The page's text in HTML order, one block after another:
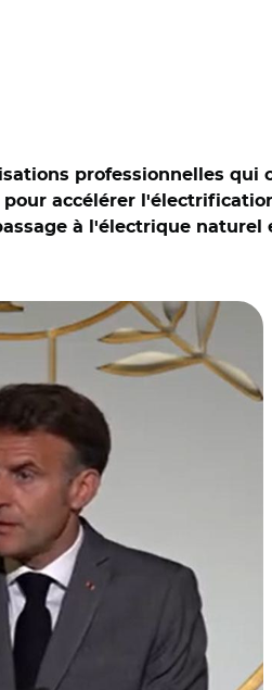
professionnelles qui
accélérer
à l'électrique naturel